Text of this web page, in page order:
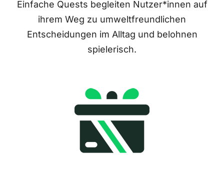
Einfache Quests begleiten Nutzer*innen auf
ihrem Weg zu umweltfreundlichen
Entscheidungen im Alltag und belohnen
spielerisch.